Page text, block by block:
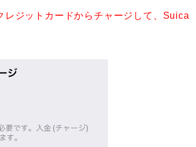
ジットカードからチャージして、Suica